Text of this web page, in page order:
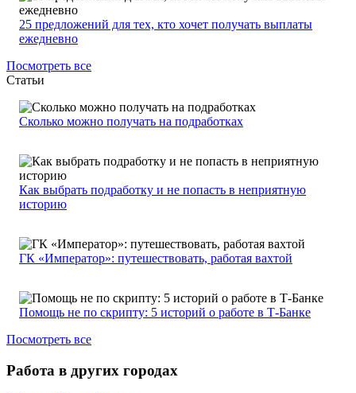
25 предложений для тех, кто хочет получать выплаты
ежедневно
Посмотреть все
Статьи
Сколько можно получать на подработках
Как выбрать подработку и не попасть в неприятную
историю
ГК «Император»: путешествовать, работая вахтой
Помощь не по скрипту: 5 историй о работе в Т-Банке
Посмотреть все
Работа в других городах